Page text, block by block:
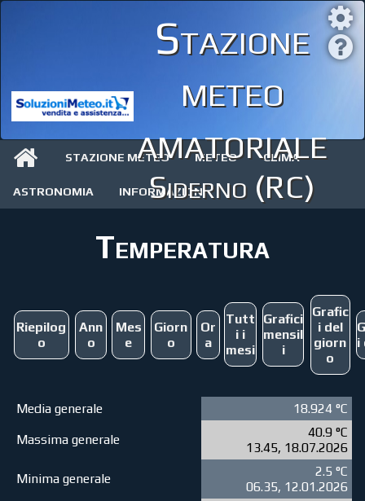
Stazione
meteo
amatoriale
Siderno (RC)
STAZIONE METEO METEO CLIMA
ASTRONOMIA INFORMAZIONI
Temperatura
Riepilog
o
Ann
o
Mes
e
Giorn
o
Or
a
Tutt
i i
mesi
Grafici
mensil
i
Grafic
i del
giorn
o
i
Media generale
18.924 °C
Massima generale
40.9 °C
13.45, 18.07.2026
Minima generale
2.5 °C
06.35, 12.01.2026